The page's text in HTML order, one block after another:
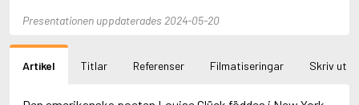
Adiga, Aravind
Adnan, Etel
Presentationen uppdaterades 2024-05-20
Artikel Titlar Referenser Filmatiseringar Skriv ut